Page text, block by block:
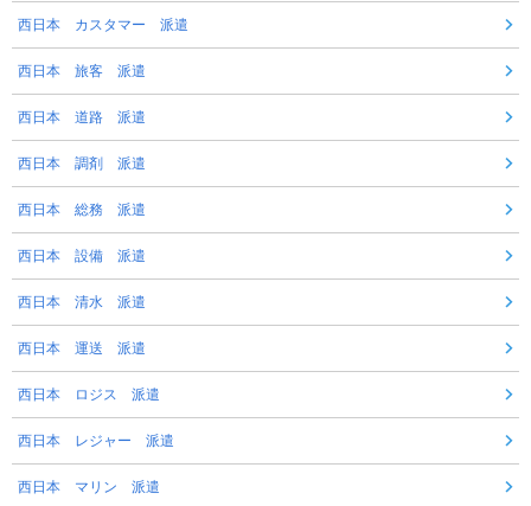
西日本 カスタマー 派遣
西日本 旅客 派遣
西日本 道路 派遣
西日本 調剤 派遣
西日本 総務 派遣
西日本 設備 派遣
西日本 清水 派遣
西日本 運送 派遣
西日本 ロジス 派遣
西日本 レジャー 派遣
西日本 マリン 派遣